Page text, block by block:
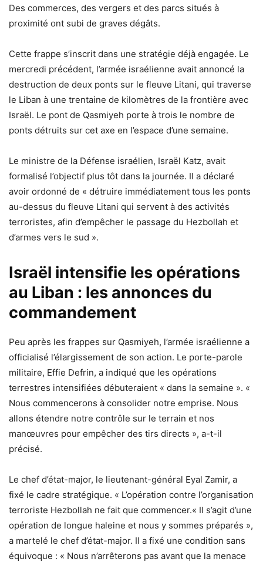
Des commerces, des vergers et des parcs situés à
proximité ont subi de graves dégâts.
Cette frappe s’inscrit dans une stratégie déjà engagée. Le
mercredi précédent, l’armée israélienne avait annoncé la
destruction de deux ponts sur le fleuve Litani, qui traverse
le Liban à une trentaine de kilomètres de la frontière avec
Israël. Le pont de Qasmiyeh porte à trois le nombre de
ponts détruits sur cet axe en l’espace d’une semaine.
Le ministre de la Défense israélien, Israël Katz, avait
formalisé l’objectif plus tôt dans la journée. Il a déclaré
avoir ordonné de « détruire immédiatement tous les ponts
au-dessus du fleuve Litani qui servent à des activités
terroristes, afin d’empêcher le passage du Hezbollah et
d’armes vers le sud ».
Israël intensifie les opérations
au Liban : les annonces du
commandement
Peu après les frappes sur Qasmiyeh, l’armée israélienne a
officialisé l’élargissement de son action. Le porte-parole
militaire, Effie Defrin, a indiqué que les opérations
terrestres intensifiées débuteraient « dans la semaine ». «
Nous commencerons à consolider notre emprise. Nous
allons étendre notre contrôle sur le terrain et nos
manœuvres pour empêcher des tirs directs », a-t-il
précisé.
Le chef d’état-major, le lieutenant-général Eyal Zamir, a
fixé le cadre stratégique. « L’opération contre l’organisation
terroriste Hezbollah ne fait que commencer.« Il s’agit d’une
opération de longue haleine et nous y sommes préparés »,
a martelé le chef d’état-major. Il a fixé une condition sans
équivoque : « Nous n’arrêterons pas avant que la menace